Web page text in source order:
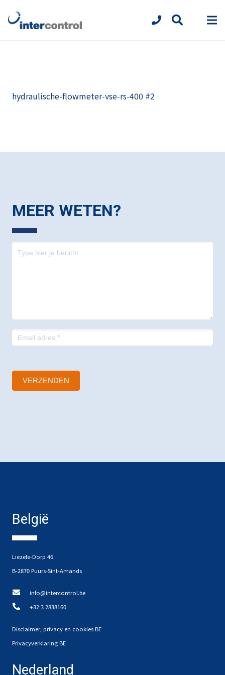
hydraulische-flowmeter-vse-rs-400 #2
MEER WETEN?
Contact
VERZENDEN
België
Liezele-Dorp 46
B-2870 Puurs-Sint-Amands
info@intercontrol.be
+32 3 2838160
Disclaimer, privacy en cookies BE
Privacyverklaring BE
Nederland